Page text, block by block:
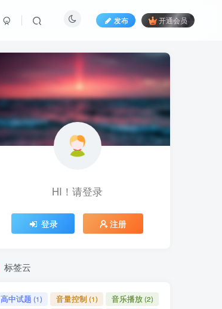
发布 开通会员
HI！请登录
登录 注册
标签云
高中试题 (1) 音量控制 (1) 音乐播放(2)